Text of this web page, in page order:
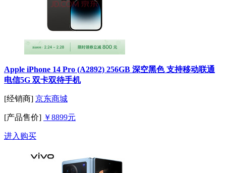
Apple iPhone 14 Pro (A2892) 256GB 深空黑色 支持移动联通
电信5G 双卡双待手机
[经销商] 京东商城
[产品售价] ￥8899元
进入购买